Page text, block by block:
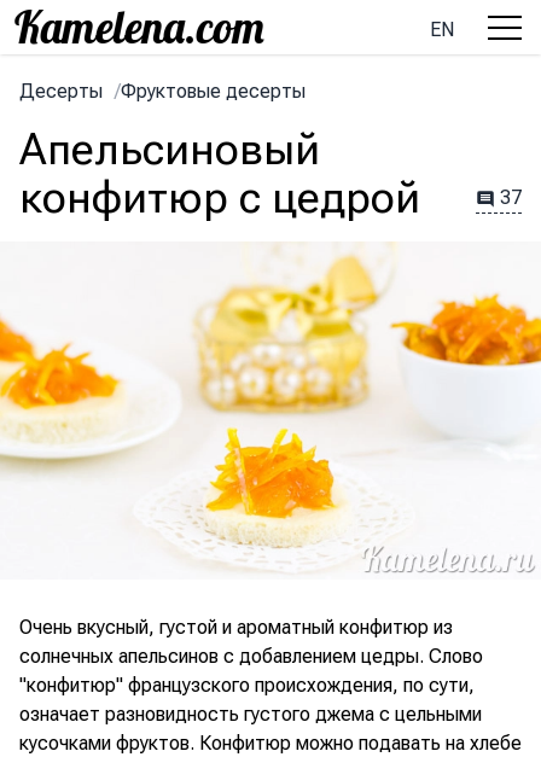
EN
Десерты /Фруктовые десерты
Апельсиновый
конфитюр с цедрой
37
Очень вкусный, густой и ароматный конфитюр из
солнечных апельсинов с добавлением цедры. Слово
"конфитюр" французского происхождения, по сути,
означает разновидность густого джема с цельными
кусочками фруктов. Конфитюр можно подавать на хлебе